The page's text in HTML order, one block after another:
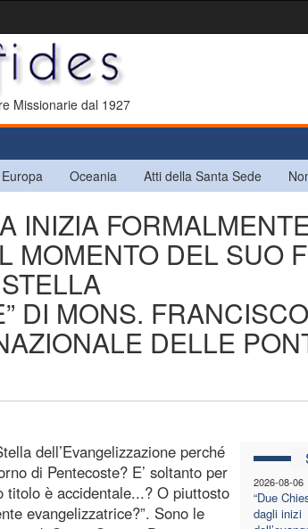
Missionarie dal 1927
Europa Oceania Atti della Santa Sede
INIZIA
MOMENTO DEL SUO
DI MONS.
DELLE
2026-08-06
“Due
dagli inizi
dell’Evangelizzazione perché
di Pentecoste? E’ soltanto per
titolo è accidentale...? O piuttosto
evangelizzatrice?”. Sono le